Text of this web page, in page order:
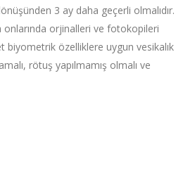
3 ay daha geçerli olmalıdır.
onlarında orjinalleri ve fotokopileri
biyometrik özelliklere uygun vesikalık
rötuş yapılmamış olmalı ve